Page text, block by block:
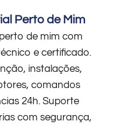
Perto de Mim
de mim com
e certificado.
instalações,
comandos
24h. Suporte
com segurança,